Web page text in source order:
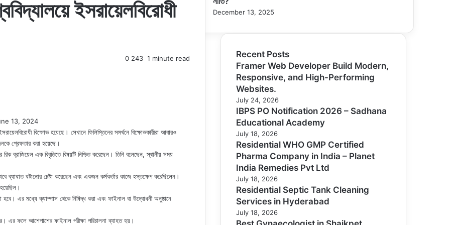
ইসরায়েলবিরোধী
13, 2024
0 243 1 minute read
বিক্ষোভ হয়েছে। সেখানে ফিলিস্তিনের সমর্থনে বিক্ষোভকারীরা আবারও
গ্রেফতার করা হয়েছে।
ব্রাজিয়েল এক বিবৃতিতে বিষয়টি নিশ্চিত করেছেন। তিনি বলেছেন, স্থানীয় সময়
ব্যাঘাত ঘটানোর চেষ্টা করেছেন এবং একজন কর্মকর্তার কাজে হস্তক্ষেপ করেছিলেন।
হবে। এর মধ্যে ক্যাম্পাস থেকে নিষিদ্ধ করা এবং ফাইনাল বা উদ্বোধনী অনুষ্ঠানে
এর ফলে আশেপাশের ফাইনাল পরীক্ষা পরিচালনা ব্যাহত হয়।
December 13, 2025
Recent Posts
Framer Web Developer Build Modern,
Responsive, and High-Performing
Websites.
July 24, 2026
IBPS PO Notification 2026 – Sadhana
Educational Academy
July 18, 2026
Residential WHO GMP Certified
Pharma Company in India – Planet
India Remedies Pvt Ltd
July 18, 2026
Residential Septic Tank Cleaning
Services in Hyderabad
July 18, 2026